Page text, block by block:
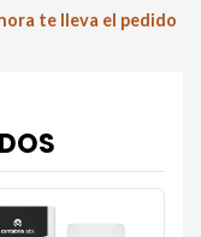
te lleva el pedido